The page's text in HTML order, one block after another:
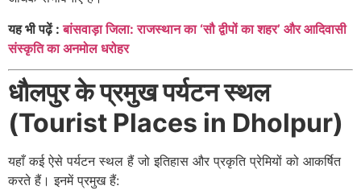
यह भी पढ़ें :बांसवाड़ा जिला: राजस्थान का ‘सौ द्वीपों का शहर’ और आदिवासी
संस्कृति का अनमोल धरोहर
धौलपुर के प्रमुख पर्यटन स्थल
(Tourist Places in Dholpur)
यहाँ कई ऐसे पर्यटन स्थल हैं जो इतिहास और प्रकृति प्रेमियों को आकर्षित
करते हैं। इनमें प्रमुख हैं: